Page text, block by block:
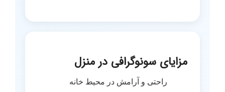
مزایای سونوگرافی در منزل
راحتی و آرامش در محیط خانه